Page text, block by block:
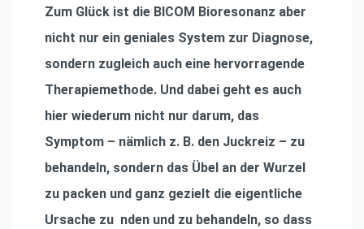
Zum Glück ist die BICOM Bioresonanz aber
nicht nur ein geniales System zur Diagnose,
sondern zugleich auch eine hervorragende
Therapiemethode. Und dabei geht es auch
hier wiederum nicht nur darum, das
Symptom – nämlich z. B. den Juckreiz – zu
behandeln, sondern das Übel an der Wurzel
zu packen und ganz gezielt die eigentliche
Ursache zu nden und zu behandeln, so dass